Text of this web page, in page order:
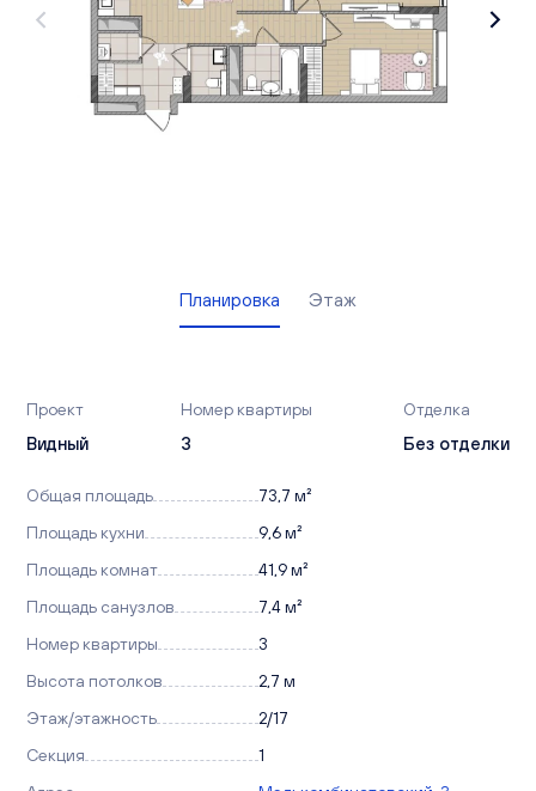
Вакансии
Офисы продаж
Контакты
Планировка Этаж
Проект
Видный
Номер квартиры
3
Отделка
Без отделки
Общая площадь
73,7 м²
Площадь кухни
9,6 м²
Площадь комнат
41,9 м²
Площадь санузлов
7,4 м²
Номер квартиры
3
Высота потолков
2,7 м
Этаж/этажность
2/17
Секция
1